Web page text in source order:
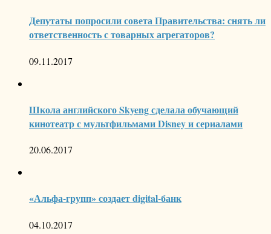
Депутаты попросили совета Правительства: снять ли
ответственность с товарных агрегаторов?
09.11.2017
Школа английского Skyeng сделала обучающий
кинотеатр с мультфильмами Disney и сериалами
20.06.2017
«Альфа-групп» создает digital-банк
04.10.2017